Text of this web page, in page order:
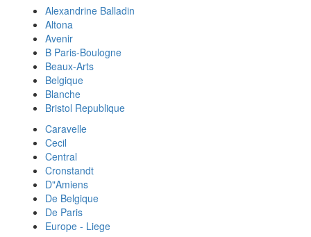
Alexandrine Balladin
Altona
Avenir
B Paris-Boulogne
Beaux-Arts
Belgique
Blanche
Bristol Republique
Caravelle
Cecil
Central
Cronstandt
D"Amiens
De Belgique
De Paris
Europe - Liege